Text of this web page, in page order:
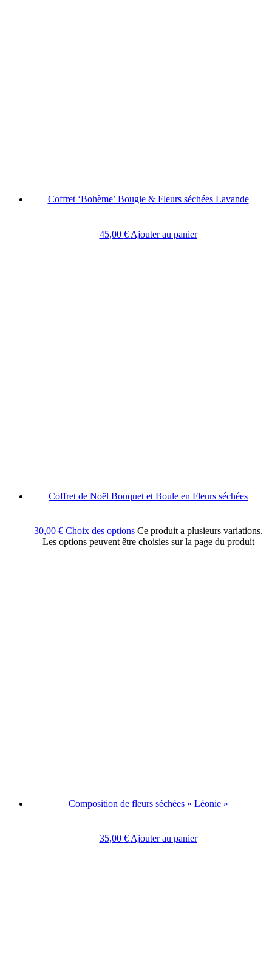
Coffret ‘Bohème’ Bougie & Fleurs séchées Lavande
45,00 € Ajouter au panier
Coffret de Noël Bouquet et Boule en Fleurs séchées
30,00 € Choix des options Ce produit a plusieurs variations.
Les options peuvent être choisies sur la page du produit
Composition de fleurs séchées « Léonie »
35,00 € Ajouter au panier